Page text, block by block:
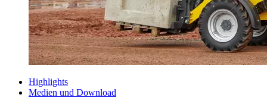
Highlights
Medien und Download